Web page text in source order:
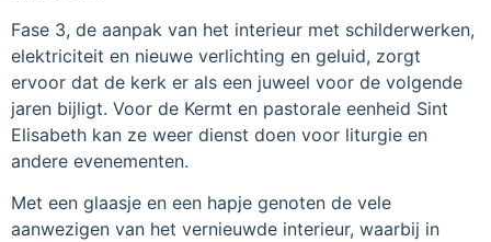
Fase 3, de aanpak van het interieur met schilderwerken,
elektriciteit en nieuwe verlichting en geluid, zorgt
ervoor dat de kerk er als een juweel voor de volgende
jaren bijligt. Voor de Kermt en pastorale eenheid Sint
Elisabeth kan ze weer dienst doen voor liturgie en
andere evenementen.
Met een glaasje en een hapje genoten de vele
aanwezigen van het vernieuwde interieur, waarbij in